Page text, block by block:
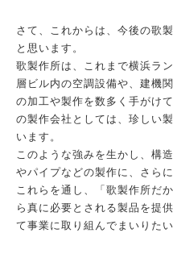
さて、これからは、今後の歌
と思います。
歌製作所は、これまで横浜ラ
層ビル内の空調設備や、建機
の加工や製作を数多く手がけ
の製作会社としては、珍しい
います。
このような強みを生かし、構
やパイプなどの製作に、さら
これらを通し、「歌製作所だ
ら真に必要とされる製品を提
て事業に取り組んでまいりたい